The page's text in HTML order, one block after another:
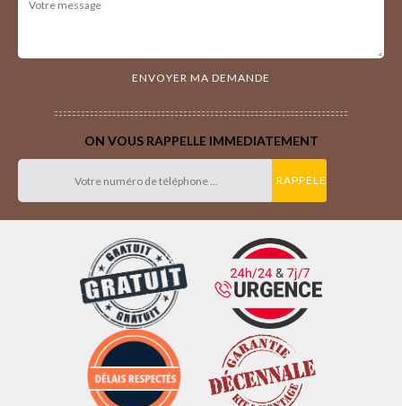
ON VOUS RAPPELLE IMMEDIATEMENT